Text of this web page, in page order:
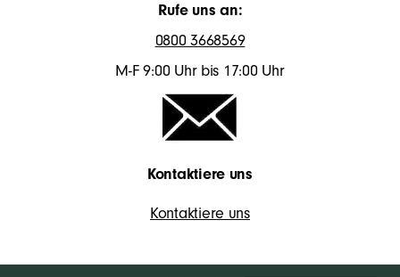
Rufe uns an:
0800 3668569
M-F 9:00 Uhr bis 17:00 Uhr
Kontaktiere uns
Kontaktiere uns